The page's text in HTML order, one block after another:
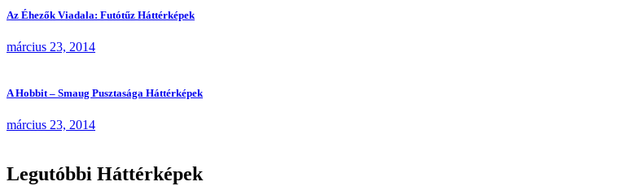
Az Éhezők Viadala: Futótűz Háttérképek
március 23, 2014
A Hobbit – Smaug Pusztasága Háttérképek
március 23, 2014
Legutóbbi Háttérképek